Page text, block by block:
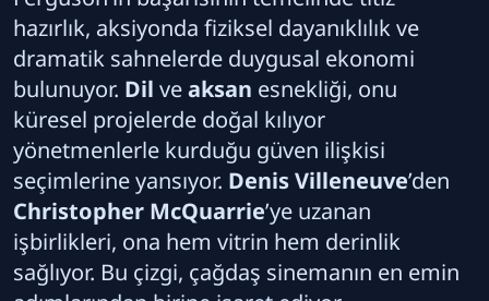
hazırlık, aksiyonda fiziksel dayanıklılık ve
dramatik sahnelerde duygusal ekonomi
bulunuyor. Dil veaksan esnekliği, onu
küresel projelerde doğal kılıyor
yönetmenlerle kurduğu güven ilişkisi
seçimlerine yansıyor. Denis Villeneuve’den
Christopher McQuarrie’ye uzanan
işbirlikleri, ona hem vitrin hem derinlik
sağlıyor. Bu çizgi, çağdaş sinemanın en emin